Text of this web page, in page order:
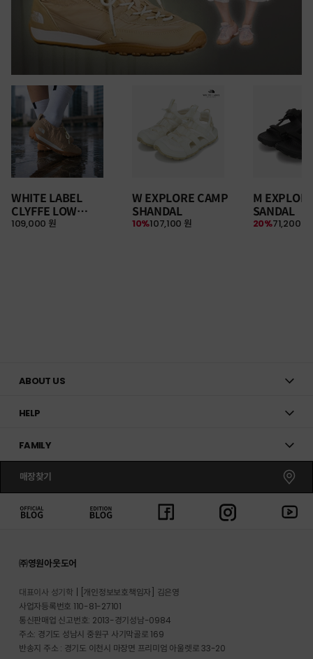
WHITE LABEL
CLYFFE LOW
SNEAKERS
109,000 원
W EXPLORE CAMP
SHANDAL
107,100 원
10%
M
SANDAL
71,200 원
20%
ABOUT US
HELP
FAMILY
매장찾기
㈜영원아웃도어
대표이사 성기학
[개인정보보호책임자] 김은영
사업자등록번호 110-81-27101
통신판매업 신고번호: 2013-경기성남-0984
주소: 경기도 성남시 중원구 사기막골로 169
반송지 주소 : 경기도 이천시 마장면 프리미엄 아울렛로 33-20